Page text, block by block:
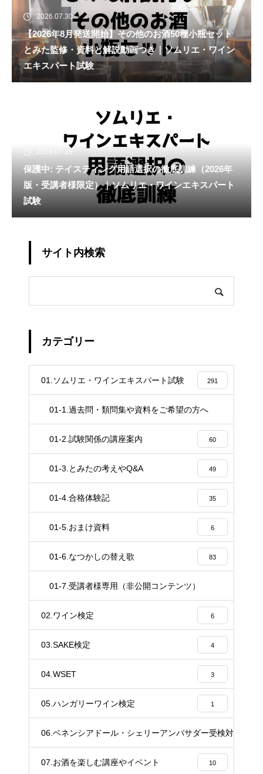
2026.07.30
【2026年8月発送開始】その他のお酒50種小瓶セット
とみた監修・資料と解説動画つき｜ソムリエ・ワイン
エキスパート試験
2026.07.29
保護中: テイスティング用語選択の徹底訓練（2026年
版・受講者様限定）｜ソムリエ・ワインエキスパート
試験
サイト内検索
カテゴリー
01.ソムリエ・ワインエキスパート試験 291
01-1.過去問・類問集や資料をご希望の方へ
01-2.試験関係の講座案内 60
01-3.とみたの考えやQ&A 49
01-4.合格体験記 35
01-5.おまけ資料 6
01-6.なつかしの替え歌 83
01-7.受講者様専用（非公開コンテンツ）
02.ワイン検定 6
03.SAKE検定 4
04.WSET 3
05.ハンガリーワイン検定 1
06.ベネンシアドール・シェリーアンバサダー受検対策講座
07.お酒を楽しむ講座やイベント 10